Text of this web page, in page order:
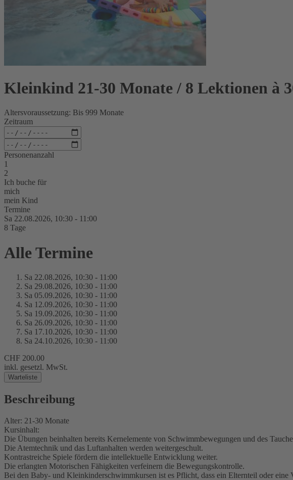
Kleinkind 21-30 Monate / 8 Lektionen à
Altersvoraussetzung: Bis 999 Monate
Zeitraum
Personenanzahl
1
2
Ich buche für
mich
mein Kind
Termine
Sa 22.08.2026, 10:30 - 11:00
8 Tage
Alle Termine
Sa 22.08.2026, 10:30 - 11:00
Sa 29.08.2026, 10:30 - 11:00
Sa 05.09.2026, 10:30 - 11:00
Sa 12.09.2026, 10:30 - 11:00
Sa 19.09.2026, 10:30 - 11:00
Sa 26.09.2026, 10:30 - 11:00
Sa 17.10.2026, 10:30 - 11:00
Sa 24.10.2026, 10:30 - 11:00
CHF 200.00
inkl. gesetzl. MwSt.
Warteliste
Beschreibung
Alter: 21-30 Monate
Kursinhalt:
Die Übungen beinhalten bereits Kernelemente von Schwimmbewegungen und des
Die Atemtechnik und das Luftanhalten werden weitergeschult.
Kontrastreiche Spiele fördern die intellektuelle Entwicklung weiter.
Die erlangten Motorischen Fähigkeiten verfeinern die Bewegungskontrolle.
Bei den Baby- und Kleinkinderschwimmkursen ist es Pflicht, dass ein Elternteil oder